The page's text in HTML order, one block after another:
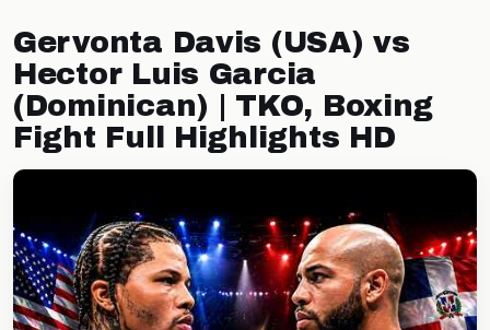
Gervonta Davis (USA) vs
Hector Luis Garcia
(Dominican) | TKO, Boxing
Fight Full Highlights HD